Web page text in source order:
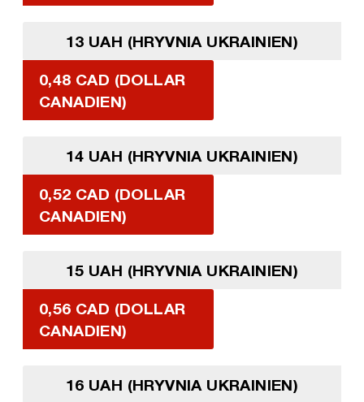
13 UAH (HRYVNIA UKRAINIEN)
0,48 CAD (DOLLAR
CANADIEN)
14 UAH (HRYVNIA UKRAINIEN)
0,52 CAD (DOLLAR
CANADIEN)
15 UAH (HRYVNIA UKRAINIEN)
0,56 CAD (DOLLAR
CANADIEN)
16 UAH (HRYVNIA UKRAINIEN)